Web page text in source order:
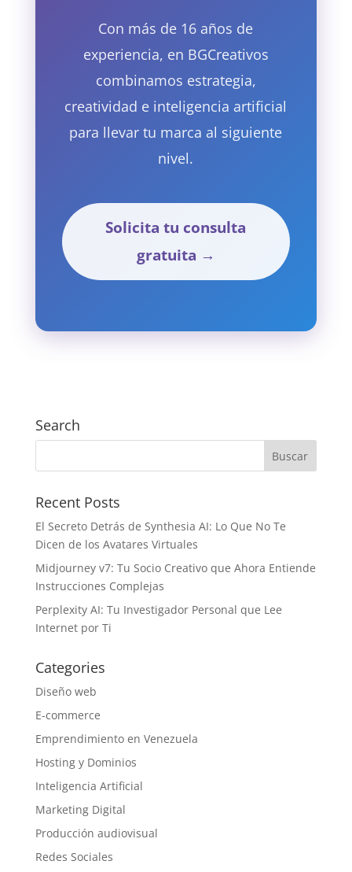
Con más de 16 años de
experiencia, en BGCreativos
combinamos estrategia,
creatividad e inteligencia artificial
para llevar tu marca al siguiente
nivel.
Solicita tu consulta
gratuita →
Search
Recent Posts
El Secreto Detrás de Synthesia AI: Lo Que No Te
Dicen de los Avatares Virtuales
Midjourney v7: Tu Socio Creativo que Ahora Entiende
Instrucciones Complejas
Perplexity AI: Tu Investigador Personal que Lee
Internet por Ti
Categories
Diseño web
E-commerce
Emprendimiento en Venezuela
Hosting y Dominios
Inteligencia Artificial
Marketing Digital
Producción audiovisual
Redes Sociales